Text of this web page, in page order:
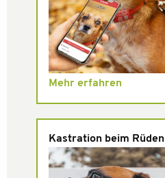
Mehr erfahren
Kastration beim Rüden